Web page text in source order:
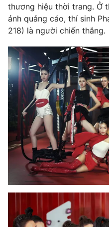
VTV4
Liên hệ tòa soạn
THỜI BÁO VTV
Theo dõi báo trên
Cơ quan chủ quản:Đài Truyền
Cơ quan báo chí:Thời báo
Giấy phép hoạt động báo in
cấp ngày 29/12/2023
thương hiệu thời trang. Ở
ảnh quảng cáo, thí sinh
218) là người chiến thắng.